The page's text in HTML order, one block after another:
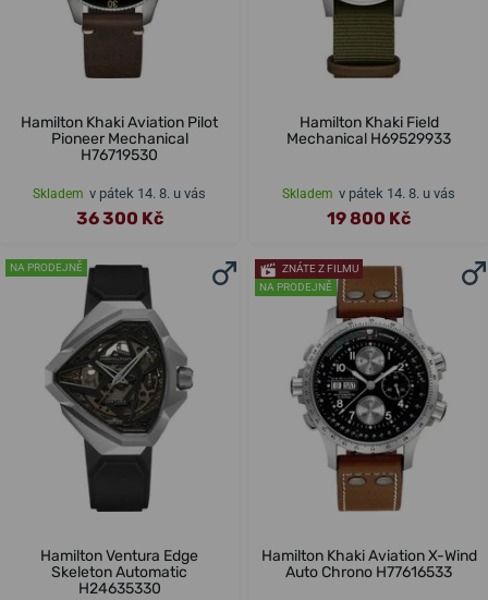
Hamilton Khaki Aviation Pilot
Pioneer Mechanical
H76719530
Skladem v pátek 14. 8. u vás
36 300 Kč
Hamilton Khaki Field
Mechanical H69529933
Skladem v pátek 14. 8. u vás
19 800 Kč
NA PRODEJNĚ
Hamilton Ventura Edge
Skeleton Automatic
H24635330
ZNÁTE Z FILMU
NA PRODEJNĚ
Hamilton Khaki Aviation X-Wind
Auto Chrono H77616533